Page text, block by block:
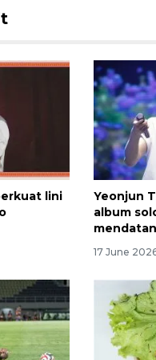
lini
Yeonjun
album
17 June